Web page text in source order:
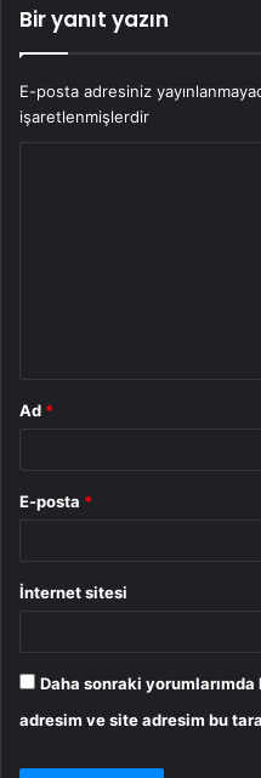
Bir yanıt yazın
E-posta adresiniz
işaretlenmişlerdir
Ad *
E-posta *
İnternet sitesi
Daha sonraki yorumlarımda
adresim ve site adresim bu